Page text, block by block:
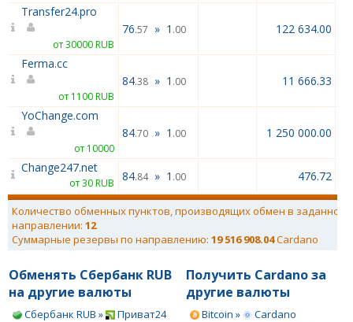
Transfer24.pro
от 30000 RUB
76.57 » 1 .00 122 634.00
Ferma.cc
от 1100 RUB
84.38 » 1 .00 11 666.33
YoChange.com
от 10000
84.70 » 1 .00 1 250 000.00
Change247.net
от 30 RUB 84.84 » 1 .00 476.72
Количество обменных пунктов, производящих обмен в заданном
направлении: 12
Суммарные резервы по направлению: 19 516 908.04Cardano
Обменять Сбербанк RUB
на другие валюты
Сбербанк RUB »
Приват24
Получить Cardano за
другие валюты
Bitcoin »
Cardano